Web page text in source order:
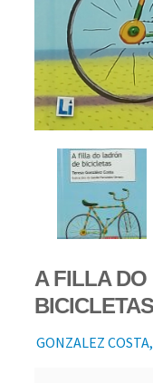
A FILLA
BICICLETAS
GONZALEZ